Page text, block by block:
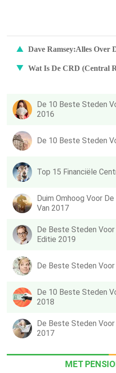
Dave Ramsey:Alles Over
Wat Is De CRD (Central
De 10 Beste Steden
2016
De 10 Beste Steden
Top 15 Financiële
Duim Omhoog Voor
Van 2017
De Beste Steden
Editie 2019
De Beste Steden
De 10 Beste Steden
2018
De Beste Steden
2017
MET